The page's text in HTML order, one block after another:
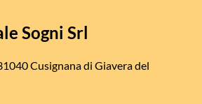
Sogni Srl
Cusignana di Giavera del